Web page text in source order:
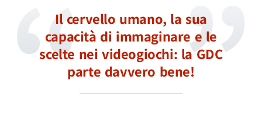
Il cervello umano, la sua
capacità di immaginare e le
scelte nei videogiochi: la GDC
parte davvero bene!